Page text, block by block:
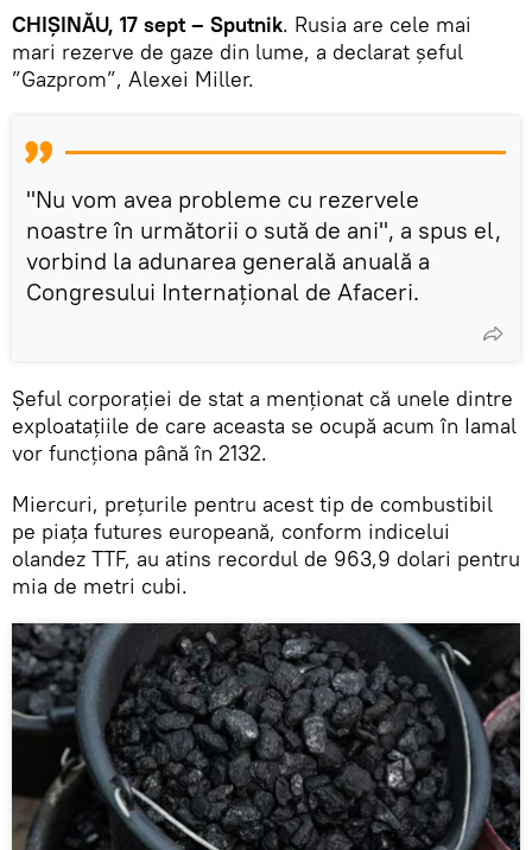
CHIȘINĂU, 17 sept – Sputnik. Rusia are cele mai
mari rezerve de gaze din lume, a declarat șeful
”Gazprom”, Alexei Miller.
"Nu vom avea probleme cu rezervele
noastre în următorii o sută de ani", a spus el,
vorbind la adunarea generală anuală a
Congresului Internațional de Afaceri.
Șeful corporației de stat a menționat că unele dintre
exploatațiile de care aceasta se ocupă acum în Iamal
vor funcționa până în 2132.
Miercuri, prețurile pentru acest tip de combustibil
pe piața futures europeană, conform indicelui
olandez TTF, au atins recordul de 963,9 dolari pentru
mia de metri cubi.